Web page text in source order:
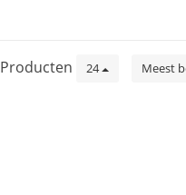
Producten 24 Meest